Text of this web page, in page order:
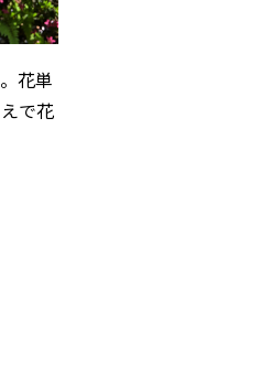
花単
で花